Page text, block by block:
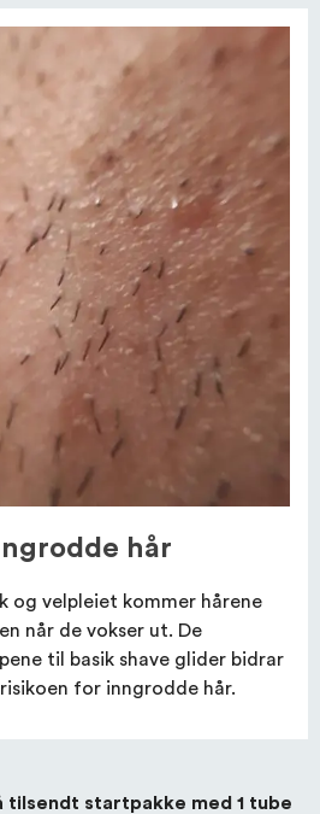
hår
og velpleiet kommer hårene
når de vokser ut. De
til basik shave glider bidrar
for inngrodde hår.
tilsendt startpakke med 1 tube